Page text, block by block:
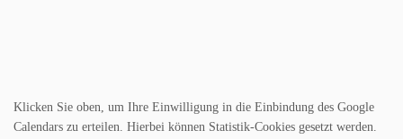
Klicken Sie oben, um Ihre Einwilligung in die Einbindung des Google
Calendars zu erteilen. Hierbei können Statistik-Cookies gesetzt werden.